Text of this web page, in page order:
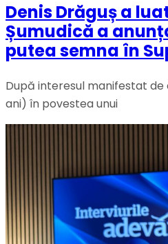
Denis Drăguș a
Șumudică a
putea semna în
După interesul manifestat de
ani) în povestea unui